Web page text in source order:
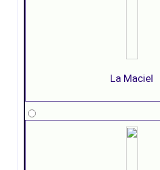
La Maciel